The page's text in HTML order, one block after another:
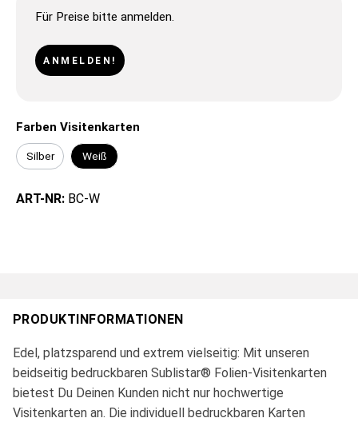
Für Preise bitte anmelden.
ANMELDEN!
Farben Visitenkarten
Silber Weiß
ART-NR: BC-W
PRODUKTINFORMATIONEN
Edel, platzsparend und extrem vielseitig: Mit unseren
beidseitig bedruckbaren Sublistar® Folien-Visitenkarten
bietest Du Deinen Kunden nicht nur hochwertige
Visitenkarten an. Die individuell bedruckbaren Karten